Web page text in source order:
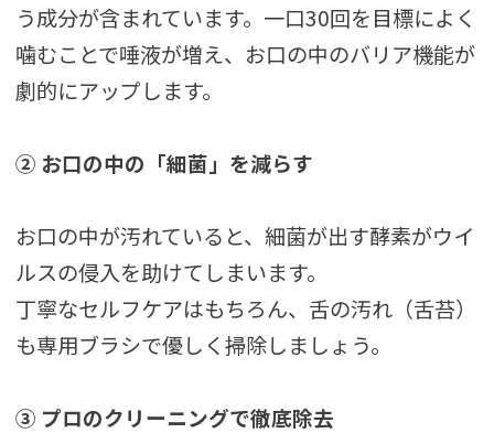
う成分が含まれています。一口30回を目標によく
噛むことで唾液が増え、お口の中のバリア機能が
劇的にアップします。
② お口の中の「細菌」を減らす
お口の中が汚れていると、細菌が出す酵素がウイ
ルスの侵入を助けてしまいます。
丁寧なセルフケアはもちろん、舌の汚れ（舌苔）
も専用ブラシで優しく掃除しましょう。
③ プロのクリーニングで徹底除去